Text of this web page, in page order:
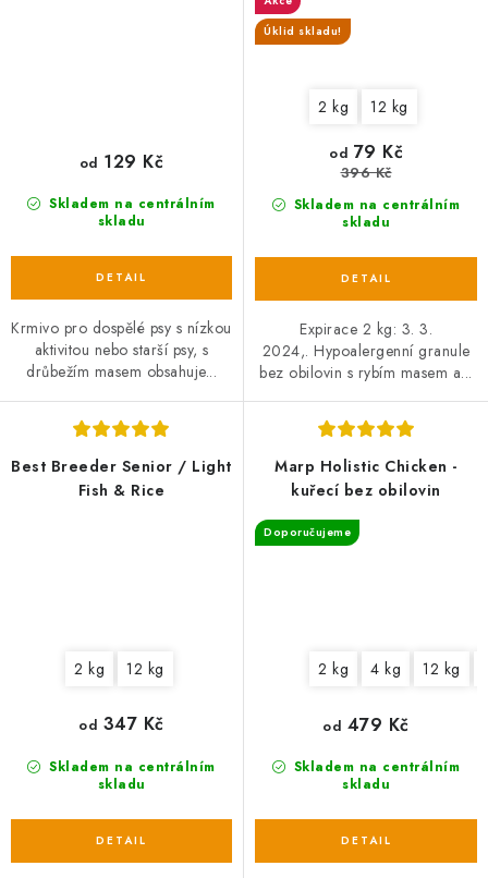
Skladem na centrálním
skladu
od 129 Kč
Krmivo pro dospělé psy s nízkou
aktivitou nebo starší psy, s
drůbežím masem obsahuje...
Úklid skladu!
2 kg 12 kg
Skladem na centrálním
skladu
od 79 Kč
396 Kč
Expirace 2 kg: 3. 3.
2024,. Hypoalergenní granule
bez obilovin s rybím masem a...
Best Breeder Senior / Light
Fish & Rice
2 kg 12 kg
Skladem na centrálním
skladu
od 347 Kč
Marp Holistic Chicken -
kuřecí bez obilovin
Doporučujeme
2 kg 4 kg 12 kg
Skladem na centrálním
skladu
od 479 Kč